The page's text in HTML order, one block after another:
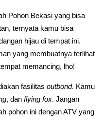
Pohon Bekasi yang bisa
ternyata kamu bisa
hijau di tempat ini.
yang membuatnya terlihat
memancing, lho!
fasilitasoutbond. Kamu
, danflying fox. Jangan
pohon ini dengan ATV yang